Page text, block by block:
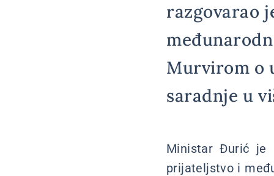
razgovarao
Murvirom o
saradnje u
Ministar Đurić je
prijateljstvo i